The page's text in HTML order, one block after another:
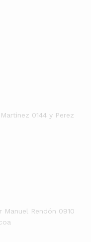
0144 y Perez
Manuel Rendón 0910